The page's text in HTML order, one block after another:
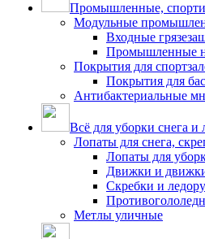
Промышленные,
Модульные
Входные
Промышленные
Покрытия для
Покрытия для
Антибактериальные
Всё для уборки снега и
Лопаты для снега,
Лопаты для
Движки и
Скребки и
Метлы уличные